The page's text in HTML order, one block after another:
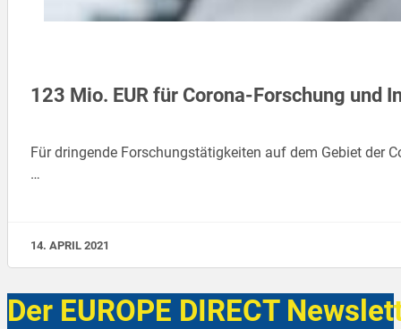
123 Mio. EUR für Corona-Forschung und
Für dringende Forschungstätigkeiten auf dem Gebiet der
…
14. APRIL 2021
Der EUROPE DIRECT